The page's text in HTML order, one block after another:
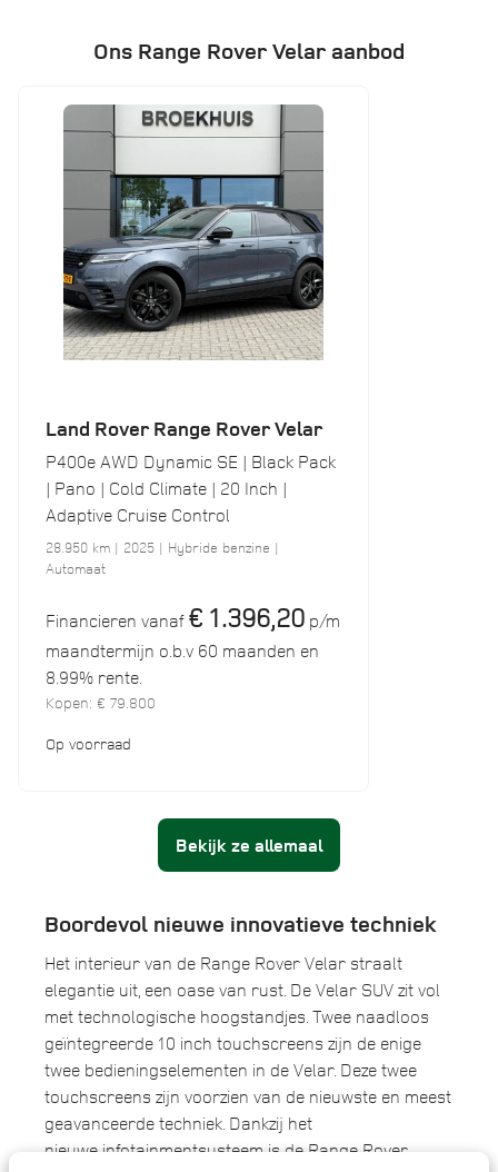
Ons Range Rover Velar aanbod
Land Rover Range Rover Velar
P400e AWD Dynamic SE | Black Pack
| Pano | Cold Climate | 20 Inch |
Adaptive Cruise Control
28.950 km | 2025 | Hybride benzine |
Automaat
Financieren vanaf € 1.396,20 p/m
maandtermijn o.b.v 60 maanden en
8.99% rente.
Kopen: € 79.800
Op voorraad
Bekijk ze allemaal
Boordevol nieuwe innovatieve techniek
Het interieur van de Range Rover Velar straalt
elegantie uit, een oase van rust. De Velar SUV zit vol
met technologische hoogstandjes. Twee naadloos
geïntegreerde 10 inch touchscreens zijn de enige
twee bedieningselementen in de Velar. Deze twee
touchscreens zijn voorzien van de nieuwste en meest
geavanceerde techniek. Dankzij het
nieuwe infotainmentsysteem is de Range Rover